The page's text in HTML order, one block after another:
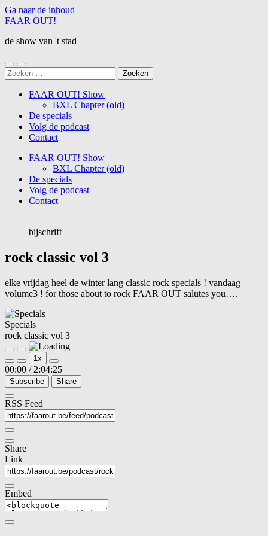
Ga naar de inhoud
FAAR OUT!
de show van 't stad
Schakel
naar
menu
Schakel
naar
Zoeken
naar:
FAAR OUT! Show
BXL Chapter (old)
De specials
Volg de podcast
Contact
FAAR OUT! Show
BXL Chapter (old)
De specials
Volg de podcast
Contact
bijschrift
rock classic vol 3
elke vrijdag heel de winter lang classic rock specials ! vandaag
volume3 ! for those about to rock FAAR OUT salutes you….
Specials
rock classic vol 3
Play
Episode
Pause
Episode
1x
00:00 / 2:04:25
Subscribe Share
RSS Feed
Share
Link
Embed